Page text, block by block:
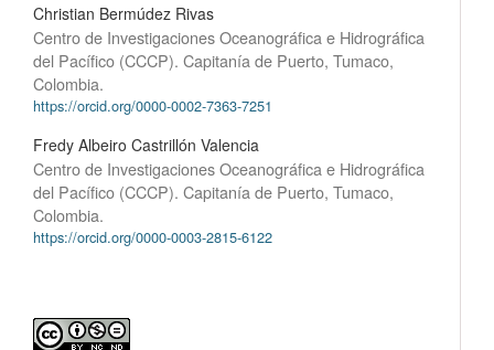
Christian Bermúdez Rivas
Centro de Investigaciones Oceanográfica e Hidrográfica
del Pacífico (CCCP). Capitanía de Puerto, Tumaco,
Colombia.
https://orcid.org/0000-0002-7363-7251
Fredy Albeiro Castrillón Valencia
Centro de Investigaciones Oceanográfica e Hidrográfica
del Pacífico (CCCP). Capitanía de Puerto, Tumaco,
Colombia.
https://orcid.org/0000-0003-2815-6122